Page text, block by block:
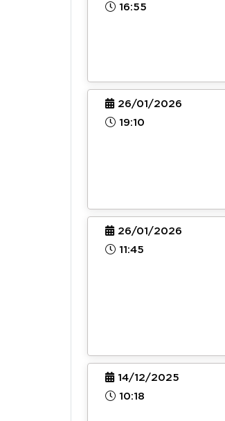
16:55
26/01/2026
19:10
26/01/2026
11:45
14/12/2025
10:18